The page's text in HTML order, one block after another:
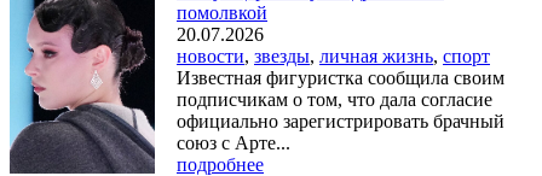
помолвкой
20.07.2026
новости, звезды, личная жизнь, спорт
Известная фигуристка сообщила своим
подписчикам о том, что дала согласие
официально зарегистрировать брачный
союз с Арте...
подробнее